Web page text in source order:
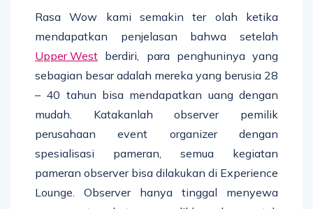
Rasa Wow kami semakin ter olah ketika
mendapatkan penjelasan bahwa setelah
Upper West berdiri, para penghuninya yang
sebagian besar adalah mereka yang berusia 28
– 40 tahun bisa mendapatkan uang dengan
mudah. Katakanlah observer pemilik
perusahaan event organizer dengan
spesialisasi pameran, semua kegiatan
pameran observer bisa dilakukan di Experience
Lounge. Observer hanya tinggal menyewa